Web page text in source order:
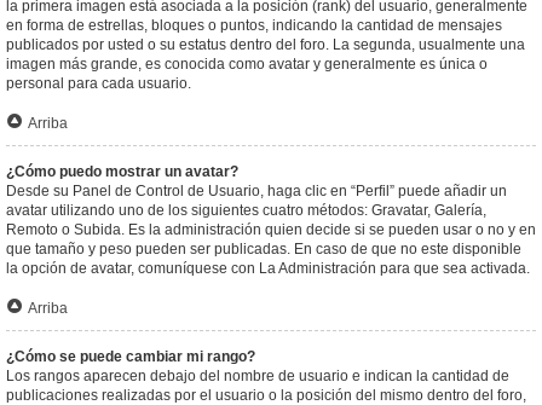
la primera imagen está asociada a la posición (rank) del usuario, generalmente
en forma de estrellas, bloques o puntos, indicando la cantidad de mensajes
publicados por usted o su estatus dentro del foro. La segunda, usualmente una
imagen más grande, es conocida como avatar y generalmente es única o
personal para cada usuario.
Arriba
¿Cómo puedo mostrar un avatar?
Desde su Panel de Control de Usuario, haga clic en “Perfil” puede añadir un
avatar utilizando uno de los siguientes cuatro métodos: Gravatar, Galería,
Remoto o Subida. Es la administración quien decide si se pueden usar o no y en
que tamaño y peso pueden ser publicadas. En caso de que no este disponible
la opción de avatar, comuníquese con La Administración para que sea activada.
Arriba
¿Cómo se puede cambiar mi rango?
Los rangos aparecen debajo del nombre de usuario e indican la cantidad de
publicaciones realizadas por el usuario o la posición del mismo dentro del foro,